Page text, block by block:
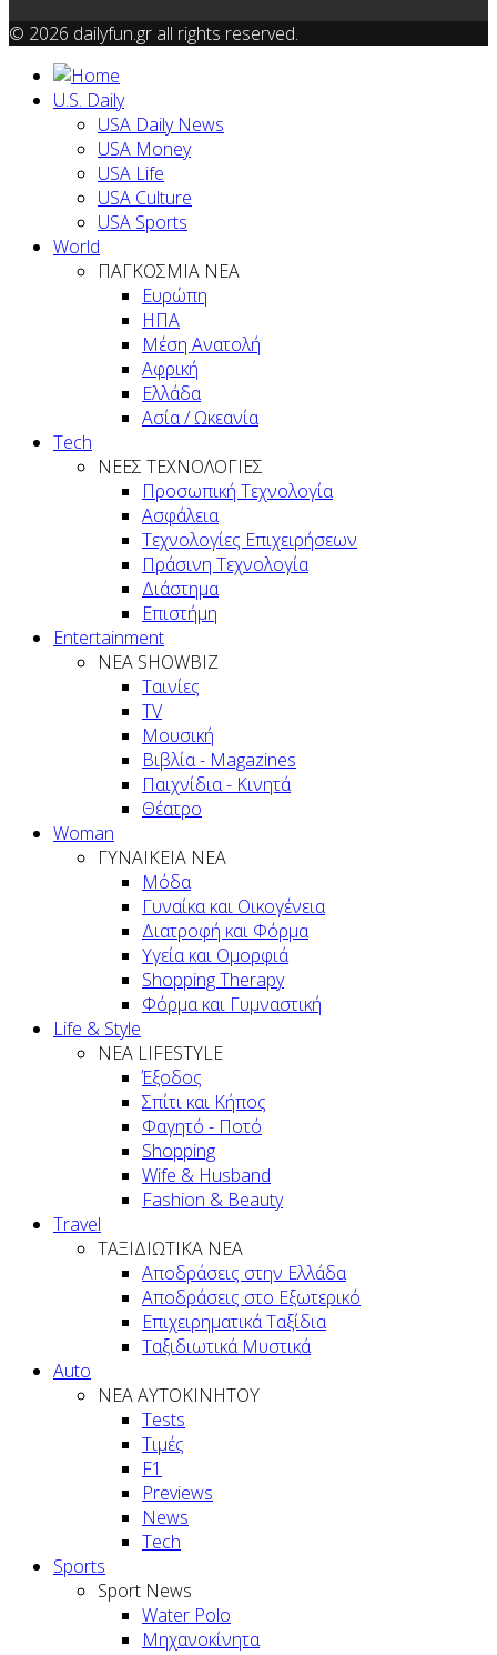
© 2026 dailyfun.gr all rights reserved.
U.S. Daily
USA Daily News
USA Money
USA Life
USA Culture
USA Sports
World
ΠΑΓΚΟΣΜΙΑ ΝΕΑ
Ευρώπη
ΗΠΑ
Μέση Ανατολή
Αφρική
Ελλάδα
Ασία / Ωκεανία
Tech
ΝΕΕΣ ΤΕΧΝΟΛΟΓΙΕΣ
Προσωπική Τεχνολογία
Ασφάλεια
Τεχνολογίες Επιχειρήσεων
Πράσινη Τεχνολογία
Διάστημα
Επιστήμη
Entertainment
ΝΕΑ SHOWBIZ
Ταινίες
TV
Μουσική
Βιβλία - Magazines
Παιχνίδια - Κινητά
Θέατρο
Woman
ΓΥΝΑΙΚΕΙΑ ΝΕΑ
Μόδα
Γυναίκα και Οικογένεια
Διατροφή και Φόρμα
Υγεία και Ομορφιά
Shopping Therapy
Φόρμα και Γυμναστική
Life & Style
ΝΕΑ LIFESTYLE
Έξοδος
Σπίτι και Κήπος
Φαγητό - Ποτό
Shopping
Wife & Husband
Fashion & Beauty
Travel
ΤΑΞΙΔΙΩΤΙΚΑ ΝΕΑ
Αποδράσεις στην Ελλάδα
Αποδράσεις στο Εξωτερικό
Επιχειρηματικά Ταξίδια
Ταξιδιωτικά Μυστικά
Auto
NEA AYTOKINHTOY
Tests
Τιμές
F1
Previews
News
Tech
Sports
Sport News
Water Polo
Μηχανοκίνητα